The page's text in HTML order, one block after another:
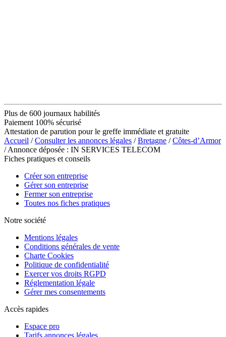
Plus de 600 journaux habilités
Paiement 100% sécurisé
Attestation de parution pour le greffe immédiate et gratuite
Accueil /Consulter les annonces légales /Bretagne /Côtes-d’Armor
/ Annonce déposée : IN SERVICES TELECOM
Fiches pratiques et conseils
Créer son entreprise
Gérer son entreprise
Fermer son entreprise
Toutes nos fiches pratiques
Notre société
Mentions légales
Conditions générales de vente
Charte Cookies
Politique de confidentialité
Exercer vos droits RGPD
Réglementation légale
Gérer mes consentements
Accès rapides
Espace pro
Tarifs annonces légales